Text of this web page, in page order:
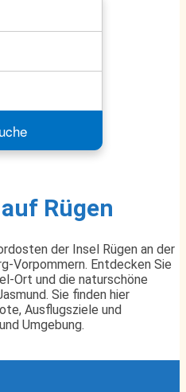
Rügen
der Insel Rügen an der
Vorpommern. Entdecken Sie
Ort und die naturschöne
Sie finden hier
Ausflugsziele und
Umgebung.